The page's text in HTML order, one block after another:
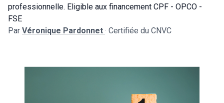
professionnelle. Eligible aux financement CPF - OPCO -
FSE
Par Véronique Pardonnet · Certifiée du CNVC